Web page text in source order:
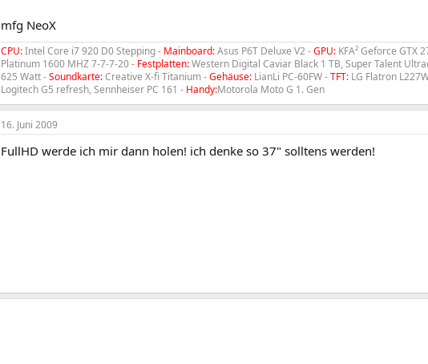
mfg NeoX
CPU:Intel Core i7 920 D0 Stepping - Mainboard:Asus P6T Deluxe V2 -GPU: KFA² Geforce GTX
Platinum 1600 MHZ 7-7-7-20 - Festplatten:Western Digital Caviar Black 1 TB, Super Talent
625 Watt -Soundkarte:Creative X-fi Titanium -Gehäuse: LianLi PC-60FW -TFT: LG Flatron
Logitech G5 refresh, Sennheiser PC 161 - Handy:Motorola Moto G 1. Gen
16. Juni 2009
FullHD werde ich mir dann holen! ich denke so 37" solltens werden!